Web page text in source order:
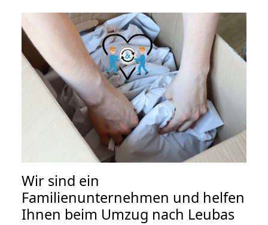
Wir sind ein
Familienunternehmen und helfen
Ihnen beim Umzug nach Leubas